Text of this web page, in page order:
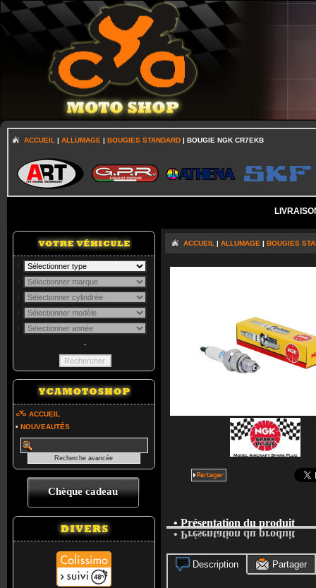
ACCUEIL | ALLUMAGE | BOUGIES STANDARD | BOUGIE NGK CR7EKB
-
ACCUEIL
• NOUVEAUTÉS
Chèque cadeau
ACCUEIL | ALLUMAGE | BOUGIES
• Présentation du produit
• Présentation du produit
Description Partager